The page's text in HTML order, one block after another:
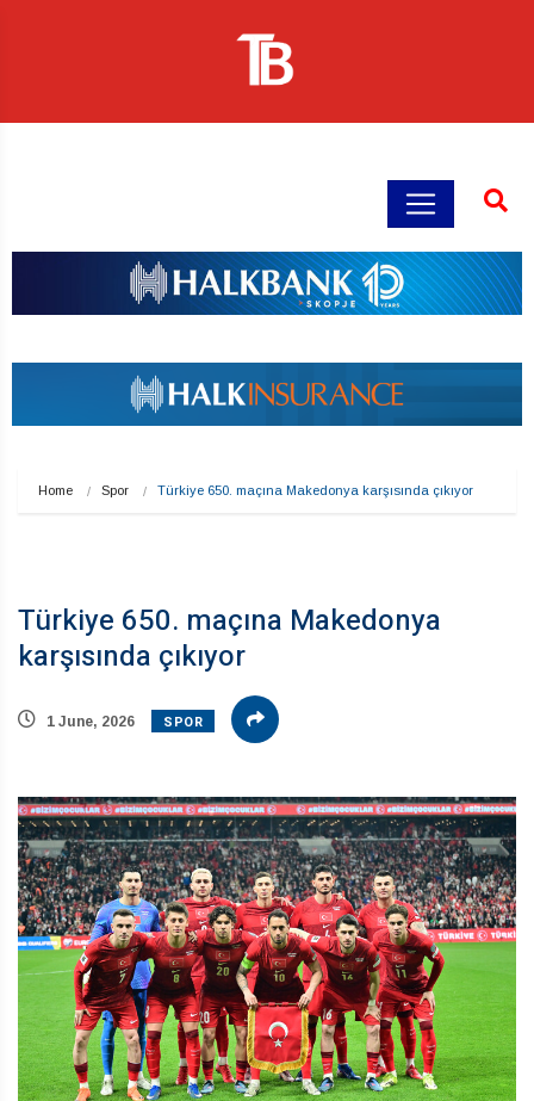
Home Spor Türkiye 650. maçına Makedonya karşısında çıkıyor
Türkiye 650. maçına Makedonya
karşısında çıkıyor
1 June, 2026 SPOR